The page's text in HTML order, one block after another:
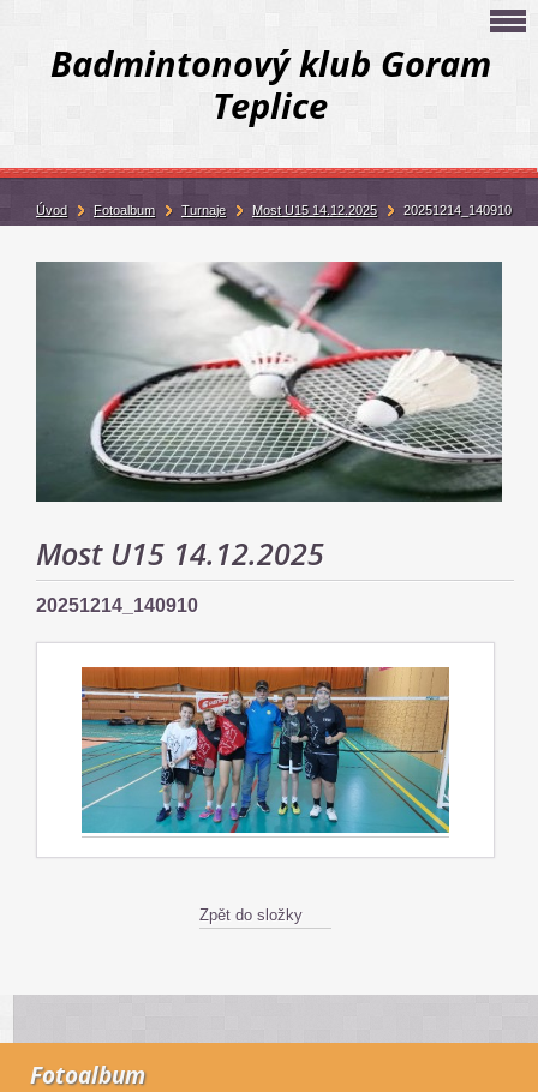
Badmintonový klub Goram
Teplice
Most U15 14.12.2025
20251214_140910
Zpět do složky
Fotoalbum
Úvod Fotoalbum Turnaje Most U15 14.12.2025 20251214_140910